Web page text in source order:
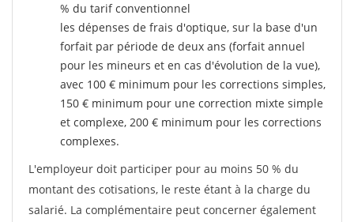
% du tarif conventionnel
les dépenses de frais d'optique, sur la base d'un
forfait par période de deux ans (forfait annuel
pour les mineurs et en cas d'évolution de la vue),
avec 100 € minimum pour les corrections simples,
150 € minimum pour une correction mixte simple
et complexe, 200 € minimum pour les corrections
complexes.
L'employeur doit participer pour au moins 50 % du
montant des cotisations, le reste étant à la charge du
salarié. La complémentaire peut concerner également